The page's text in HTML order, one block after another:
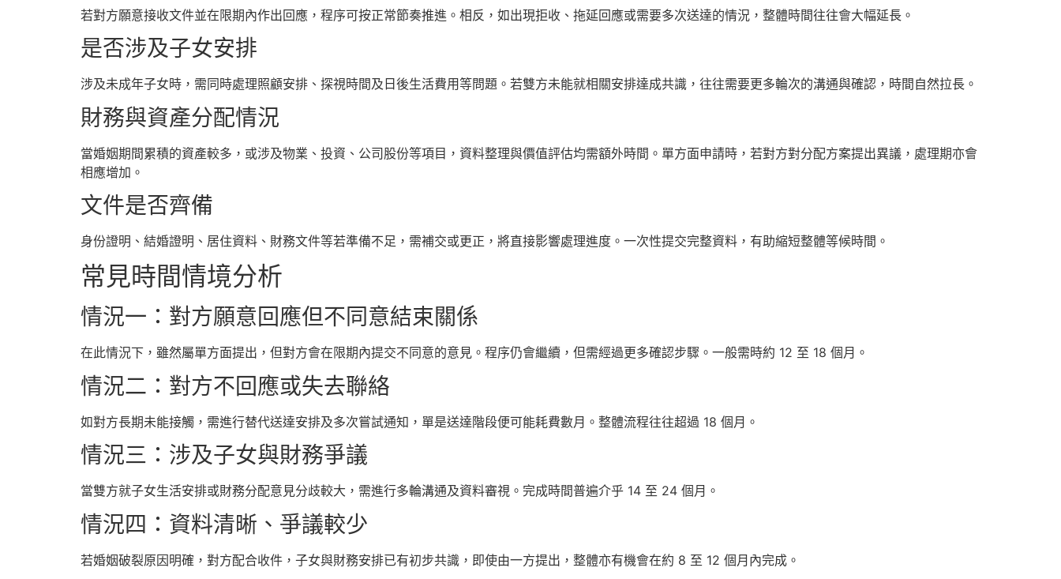
若對方願意接收文件並在限期內作出回應，程序可按正常節奏推進。相反，如出現拒收、拖延回應或需要多次送達的情況，整體時間往往會大幅延長。
是否涉及子女安排
涉及未成年子女時，需同時處理照顧安排、探視時間及日後生活費用等問題。若雙方未能就相關安排達成共識，往往需要更多輪次的溝通與確認，時間自然拉長。
財務與資產分配情況
當婚姻期間累積的資產較多，或涉及物業、投資、公司股份等項目，資料整理與價值評估均需額外時間。單方面申請時，若對方對分配方案提出異議，處理期亦會
相應增加。
文件是否齊備
身份證明、結婚證明、居住資料、財務文件等若準備不足，需補交或更正，將直接影響處理進度。一次性提交完整資料，有助縮短整體等候時間。
常見時間情境分析
情況一：對方願意回應但不同意結束關係
在此情況下，雖然屬單方面提出，但對方會在限期內提交不同意的意見。程序仍會繼續，但需經過更多確認步驟。一般需時約 12 至 18 個月。
情況二：對方不回應或失去聯絡
如對方長期未能接觸，需進行替代送達安排及多次嘗試通知，單是送達階段便可能耗費數月。整體流程往往超過 18 個月。
情況三：涉及子女與財務爭議
當雙方就子女生活安排或財務分配意見分歧較大，需進行多輪溝通及資料審視。完成時間普遍介乎 14 至 24 個月。
情況四：資料清晰、爭議較少
若婚姻破裂原因明確，對方配合收件，子女與財務安排已有初步共識，即使由一方提出，整體亦有機會在約 8 至 12 個月內完成。